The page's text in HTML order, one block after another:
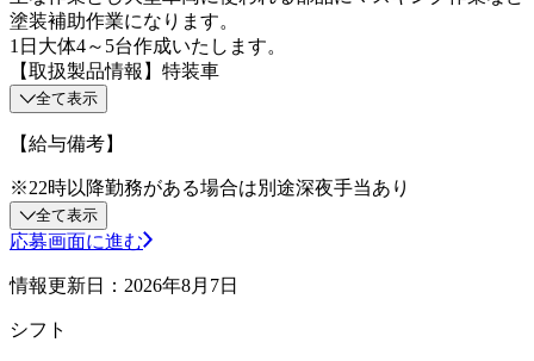
塗装補助作業になります。
1日大体4～5台作成いたします。
【取扱製品情報】特装車
全て表示
【給与備考】
※22時以降勤務がある場合は別途深夜手当あり
全て表示
応募画面に進む
情報更新日：2026年8月7日
シフト